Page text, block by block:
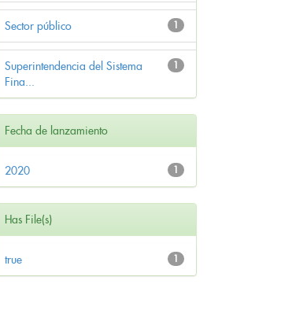
1
Sector público
1
Superintendencia del Sistema
Fina...
Fecha de lanzamiento
1
2020
Has File(s)
1
true